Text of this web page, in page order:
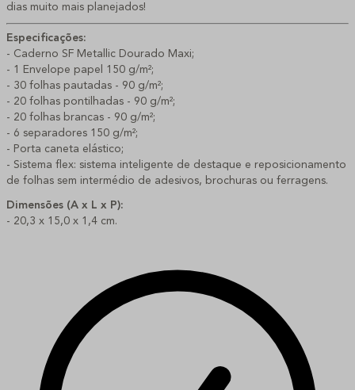
dias muito mais planejados!
Especificações:
- Caderno SF Metallic Dourado Maxi;
- 1 Envelope papel 150 g/m²;
- 30 folhas pautadas - 90 g/m²;
- 20 folhas pontilhadas - 90 g/m²;
- 20 folhas brancas - 90 g/m²;
- 6 separadores 150 g/m²;
- Porta caneta elástico;
- Sistema flex: sistema inteligente de destaque e reposicionamento
de folhas sem intermédio de adesivos, brochuras ou ferragens.
Dimensões (A x L x P):
- 20,3 x 15,0 x 1,4 cm.